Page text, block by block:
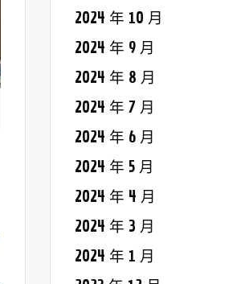
2024 年 10 月
2024 年 9 月
2024 年 8 月
2024 年 7 月
2024 年 6 月
2024 年 5 月
2024 年 4 月
2024 年 3 月
2024 年 1 月